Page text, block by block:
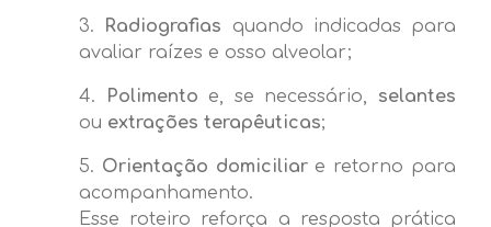
Radiografias quando indicadas para
avaliar raízes e osso alveolar;
Polimento e, se necessário, selantes
ou extrações terapêuticas;
Orientação domiciliare retorno para
acompanhamento.
Esse roteiro reforça a resposta prática